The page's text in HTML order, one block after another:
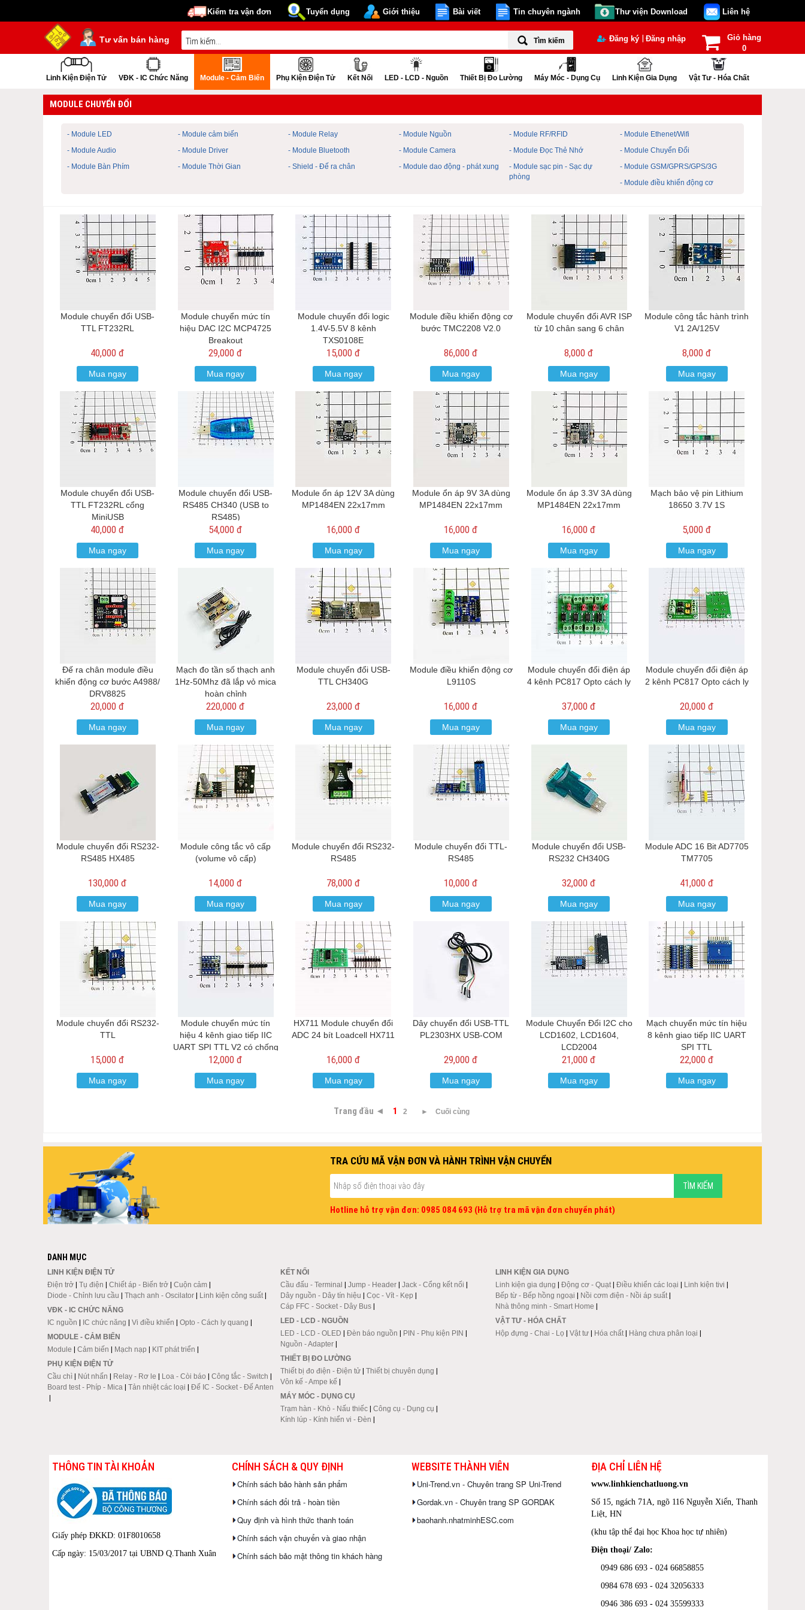
Kiểm tra vận đơn Tuyển dụng Giới thiệu Bài viết Tin chuyên ngành Thư viện Download Liên hệ
Tư vấn bán hàng Tìm kiếm Đăng ký |Đăng nhập
Giỏ hàng
0
Linh Kiện Điện Tử VĐK - IC Chức Năng Module - Cảm Biến Phụ Kiện Điện Tử Kết Nối LED - LCD - Nguồn Thiết Bị Đo Lường Máy Móc - Dụng Cụ Linh Kiện Gia Dụng Vật Tư - Hóa Chất
MODULE CHUYỂN ĐỔI
- Module LED - Module cảm biến - Module Relay - Module Nguồn - Module RF/RFID
- Module Ethenet/Wifi
- Module Audio
- Module Driver - Module Bluetooth - Module Camera - Module Đọc Thẻ Nhớ
- Module Chuyển Đổi
- Module Bàn Phím
- Module Thời Gian - Shield - Đế ra chân - Module dao động - phát xung
- Module sạc pin - Sạc dự
phòng
- Module GSM/GPRS/GPS/3G
- Module điều khiển động cơ
Module chuyển đổi USB-
TTL FT232RL
40,000 đ
Mua ngay
Module chuyển mức tín
hiệu DAC I2C MCP4725
Breakout
29,000 đ
Mua ngay
Module chuyển đổi logic
1.4V-5.5V 8 kênh
TXS0108E
15,000 đ
Mua ngay
Module điều khiển động cơ
bước TMC2208 V2.0
86,000 đ
Mua ngay
Module chuyển đổi AVR ISP
từ 10 chân sang 6 chân
8,000 đ
Mua ngay
Module công tắc hành trình
V1 2A/125V
8,000 đ
Mua ngay
Module chuyển đổi USB-
TTL FT232RL cổng
MiniUSB
40,000 đ
Mua ngay
Module chuyển đổi USB-
RS485 CH340 (USB to
RS485)
54,000 đ
Mua ngay
Module ổn áp 12V 3A dùng
MP1484EN 22x17mm
16,000 đ
Mua ngay
Module ổn áp 9V 3A dùng
MP1484EN 22x17mm
16,000 đ
Mua ngay
Module ổn áp 3.3V 3A dùng
MP1484EN 22x17mm
16,000 đ
Mua ngay
Mạch bảo vệ pin Lithium
18650 3.7V 1S
5,000 đ
Mua ngay
Đế ra chân module điều
khiển động cơ bước A4988/
DRV8825
20,000 đ
Mua ngay
Mạch đo tần số thạch anh
1Hz-50Mhz đã lắp vỏ mica
hoàn chỉnh
220,000 đ
Mua ngay
Module chuyển đổi USB-
TTL CH340G
23,000 đ
Mua ngay
Module điều khiển động cơ
L9110S
16,000 đ
Mua ngay
Module chuyển đổi điện áp
4 kênh PC817 Opto cách ly
37,000 đ
Mua ngay
Module chuyển đổi điện áp
2 kênh PC817 Opto cách ly
20,000 đ
Mua ngay
Module chuyển đổi RS232-
RS485 HX485
130,000 đ
Mua ngay
Module công tắc vô cấp
(volume vô cấp)
14,000 đ
Mua ngay
Module chuyển đổi RS232-
RS485
78,000 đ
Mua ngay
Module chuyển đổi TTL-
RS485
10,000 đ
Mua ngay
Module chuyển đổi USB-
RS232 CH340G
32,000 đ
Mua ngay
Module ADC 16 Bit AD7705
TM7705
41,000 đ
Mua ngay
Module chuyển đổi RS232-
TTL
15,000 đ
Mua ngay
Module chuyển mức tín
hiệu 4 kênh giao tiếp IIC
UART SPI TTL V2 có chống
ngược
12,000 đ
Mua ngay
HX711 Module chuyển đổi
ADC 24 bít Loadcell HX711
16,000 đ
Mua ngay
Dây chuyển đổi USB-TTL
PL2303HX USB-COM
29,000 đ
Mua ngay
Module Chuyển Đổi I2C cho
LCD1602, LCD1604,
LCD2004
21,000 đ
Mua ngay
Mạch chuyển mức tín hiệu
8 kênh giao tiếp IIC UART
SPI TTL
22,000 đ
Mua ngay
Trang đầu ◄ 1 2 ► Cuối cùng
TRA CỨU MÃ VẬN ĐƠN VÀ HÀNH TRÌNH VẬN CHUYỂN
Hotline hỗ trợ vận đơn: 0985 084 693 (Hỗ trợ tra mã vận đơn chuyển phát)
DANH MỤC
LINH KIỆN ĐIỆN TỬ
Điện trở| Tụ điện | Chiết áp - Biến trở| Cuộn cảm|
Diode - Chỉnh lưu cầu | Thạch anh - Oscilator| Linh kiện công suất|
VĐK - IC CHỨC NĂNG
IC nguồn | IC chức năng | Vi điều khiển | Opto - Cách ly quang |
MODULE - CẢM BIẾN
Module | Cảm biến | Mạch nạp | KIT phát triển |
PHỤ KIỆN ĐIỆN TỬ
Cầu chì| Nút nhấn | Relay - Rơ le | Loa - Còi báo | Công tắc - Switch |
Board test - Phíp - Mica | Tản nhiệt các loại | Đế IC - Socket - Đế Anten
|
KẾT NỐI
Cầu đấu - Terminal | Jump - Header| Jack - Cổng kết nối |
Dây nguồn - Dây tín hiệu | Cọc - Vít - Kẹp |
Cáp FFC - Socket - Dây Bus|
LED - LCD - NGUỒN
LED - LCD - OLED | Đèn báo nguồn | PIN - Phụ kiện PIN |
Nguồn - Adapter|
THIẾT BỊ ĐO LƯỜNG
Thiết bị đo điện - Điện tử| Thiết bị chuyên dụng |
Vôn kế - Ampe kế |
MÁY MÓC - DỤNG CỤ
Trạm hàn - Khò - Nấu thiếc| Công cụ - Dụng cụ |
Kính lúp - Kính hiển vi - Đèn |
LINH KIỆN GIA DỤNG
Linh kiện gia dụng |Động cơ - Quạt |Điều khiển các loại | Linh kiện tivi |
Bếp từ - Bếp hồng ngoại | Nồi cơm điện - Nồi áp suất |
Nhà thông minh - Smart Home |
VẬT TƯ - HÓA CHẤT
Hộp đựng - Chai - Lọ |Vật tư | Hóa chất | Hàng chưa phân loại |
THÔNG TIN TÀI KHOẢN
Giấy phép ĐKKD: 01F8010658
Cấp ngày: 15/03/2017 tại UBND Q.Thanh Xuân
CHÍNH SÁCH & QUY ĐỊNH
Chính sách bảo hành sản phẩm
Chính sách đổi trả - hoàn tiền
Quy định và hình thức thanh toán
Chính sách vận chuyển và giao nhận
Chính sách bảo mật thông tin khách hàng
WEBSITE THÀNH VIÊN
Uni-Trend.vn - Chuyên trang SP Uni-Trend
Gordak.vn - Chuyên trang SP GORDAK
baohanh.nhatminhESC.com
ĐỊA CHỈ LIÊN HỆ
www.linhkienchatluong.vn
Số 15, ngách 71A, ngõ 116 Nguyễn Xiển, Thanh
Liệt, HN
(khu tập thể đại học Khoa học tự nhiên)
Điện thoại/ Zalo:
0949 686 693 - 024 66858855
0984 678 693 - 024 32056333
0946 386 693 - 024 35599333